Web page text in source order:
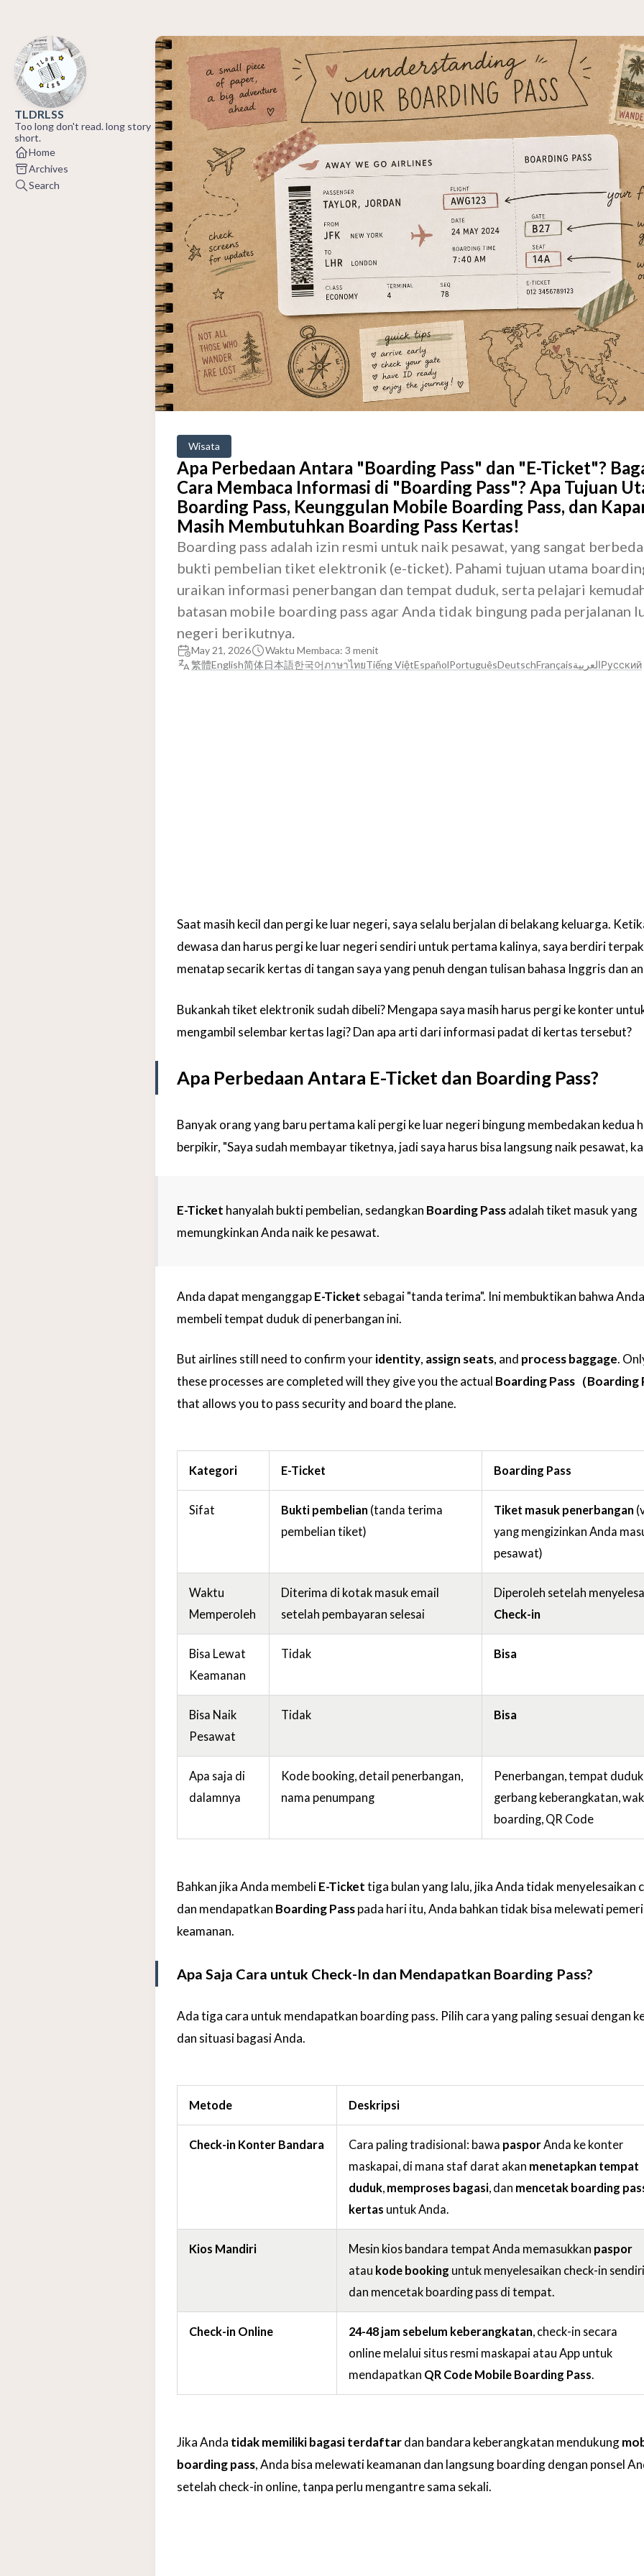
TLDRLSS
Too long don't read. long story
short.
Home
Archives
Search
Wisata
Apa Perbedaan Antara "Boarding Pass" dan "E-Ticket"?
Cara Membaca Informasi di "Boarding Pass"? Apa Tujuan
Boarding Pass, Keunggulan Mobile Boarding Pass, dan
Masih Membutuhkan Boarding Pass Kertas!
Boarding pass adalah izin resmi untuk naik pesawat, yang sangat
bukti pembelian tiket elektronik (e-ticket). Pahami tujuan utama
uraikan informasi penerbangan dan tempat duduk, serta pelajari
batasan mobile boarding pass agar Anda tidak bingung pada perjalanan
negeri berikutnya.
May 21, 2026
Waktu Membaca: 3 menit
繁體English简体日本語한국어ภาษาไทยTiếng ViệtEspañolPortuguêsDeutschFrançaisالعربيةРусский
Saat masih kecil dan pergi ke luar negeri, saya selalu berjalan di belakang keluarga.
dewasa dan harus pergi ke luar negeri sendiri untuk pertama kalinya, saya berdiri
menatap secarik kertas di tangan saya yang penuh dengan tulisan bahasa Inggris dan
Bukankah tiket elektronik sudah dibeli? Mengapa saya masih harus pergi ke konter
mengambil selembar kertas lagi? Dan apa arti dari informasi padat di kertas tersebut?
Apa Perbedaan Antara E-Ticket dan Boarding Pass?
Banyak orang yang baru pertama kali pergi ke luar negeri bingung membedakan kedua
berpikir, "Saya sudah membayar tiketnya, jadi saya harus bisa langsung naik pesawat,
E-Ticket hanyalah bukti pembelian, sedangkan Boarding Passadalah tiket masuk yang
memungkinkan Anda naik ke pesawat.
Anda dapat menganggapE-Ticket sebagai "tanda terima". Ini membuktikan bahwa
membeli tempat duduk di penerbangan ini.
But airlines still need to confirm youridentity, assign seats, and process baggage.
these processes are completed will they give you the actual Boarding Pass（Boarding
that allows you to pass security and board the plane.
Kategori E-Ticket Boarding Pass
Sifat Bukti pembelian (tanda terima
pembelian tiket)
Tiket masuk penerbangan
yang mengizinkan Anda
pesawat)
Waktu
Memperoleh
Diterima di kotak masuk email
setelah pembayaran selesai
Diperoleh setelah
Check-in
Bisa Lewat
Keamanan
Tidak Bisa
Bisa Naik
Pesawat
Tidak Bisa
Apa saja di
dalamnya
Kode booking, detail penerbangan,
nama penumpang
Penerbangan, tempat
gerbang keberangkatan,
boarding, QR Code
Bahkan jika Anda membeliE-Tickettiga bulan yang lalu, jika Anda tidak menyelesaikan
dan mendapatkan Boarding Passpada hari itu, Anda bahkan tidak bisa melewati
keamanan.
Apa Saja Cara untuk Check-In dan Mendapatkan Boarding Pass?
Ada tiga cara untuk mendapatkan boarding pass. Pilih cara yang paling sesuai dengan
dan situasi bagasi Anda.
Metode Deskripsi
Check-in Konter Bandara Cara paling tradisional: bawa pasporAnda ke konter
maskapai, di mana staf darat akan menetapkan tempat
duduk, memproses bagasi, dan mencetak boarding
kertas untuk Anda.
Kios Mandiri Mesin kios bandara tempat Anda memasukkan paspor
atau kode booking untuk menyelesaikan check-in sendiri
dan mencetak boarding pass di tempat.
Check-in Online 24-48 jam sebelum keberangkatan, check-in secara
online melalui situs resmi maskapai atau App untuk
mendapatkan QR Code Mobile Boarding Pass.
Jika Anda tidak memiliki bagasi terdaftardan bandara keberangkatan mendukung
boarding pass, Anda bisa melewati keamanan dan langsung boarding dengan ponsel
setelah check-in online, tanpa perlu mengantre sama sekali.